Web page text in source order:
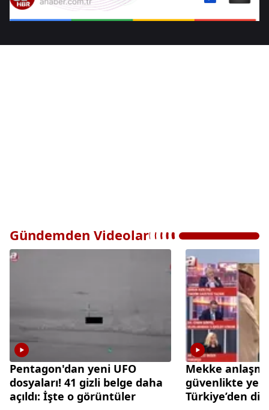
Gündemden Videolar
Pentagon'dan yeni UFO
dosyaları! 41 gizli belge daha
açıldı: İşte o görüntüler
Mekke
güvenlikte
Türkiye’den